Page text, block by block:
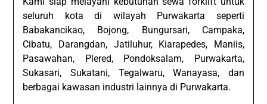
seluruh kota di wilayah Purwakarta seperti
Babakancikao, Bojong, Bungursari, Campaka,
Cibatu, Darangdan, Jatiluhur, Kiarapedes, Maniis,
Pasawahan, Plered, Pondoksalam, Purwakarta,
Sukasari, Sukatani, Tegalwaru, Wanayasa, dan
berbagai kawasan industri lainnya di Purwakarta.